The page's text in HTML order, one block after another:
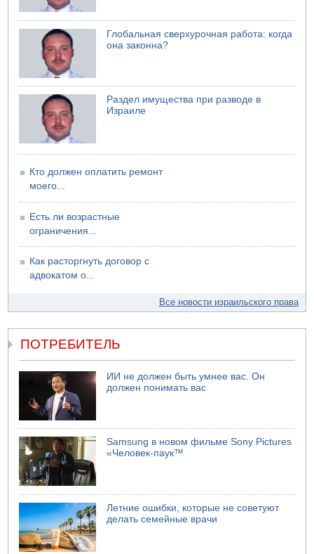
Возле Кирьят-Арбы пожар на местности
06.08.2026 12:06
США не будут давить на Израиль в вопросе Ливана
06.08.2026 11:41
Трое подростков ограбили сексшоп в Холоне
06.08.2026 08:45
Взрыв в Северном Тель-Авиве
06.08.2026 08:11
Украинская атака на российский НПЗ
Глобальная сверхурочная работа: когда
она законна?
Раздел имущества при разводе в
Израиле
Кто должен оплатить ремонт
моего...
Есть ли возрастные
ограничения...
Как расторгнуть договор с
адвокатом о...
Все новости израильского права
ПОТРЕБИТЕЛЬ
ИИ не должен быть умнее вас. Он
должен понимать вас
Samsung в новом фильме Sony Pictures
«Человек-паук™
Летние ошибки, которые не советуют
делать семейные врачи